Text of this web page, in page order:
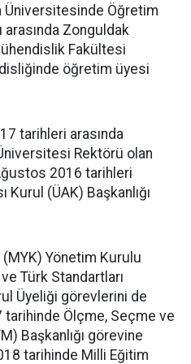
Üniversitesinde Öğretim
arasında Zonguldak
Fakültesi
öğretim üyesi
tarihleri arasında
Rektörü olan
2016 tarihleri
Kurul (ÜAK) Başkanlığı
Yönetim Kurulu
Türk Standartları
Üyeliği görevlerini de
tarihinde Ölçme, Seçme ve
Başkanlığı görevine
tarihinde Milli Eğitim